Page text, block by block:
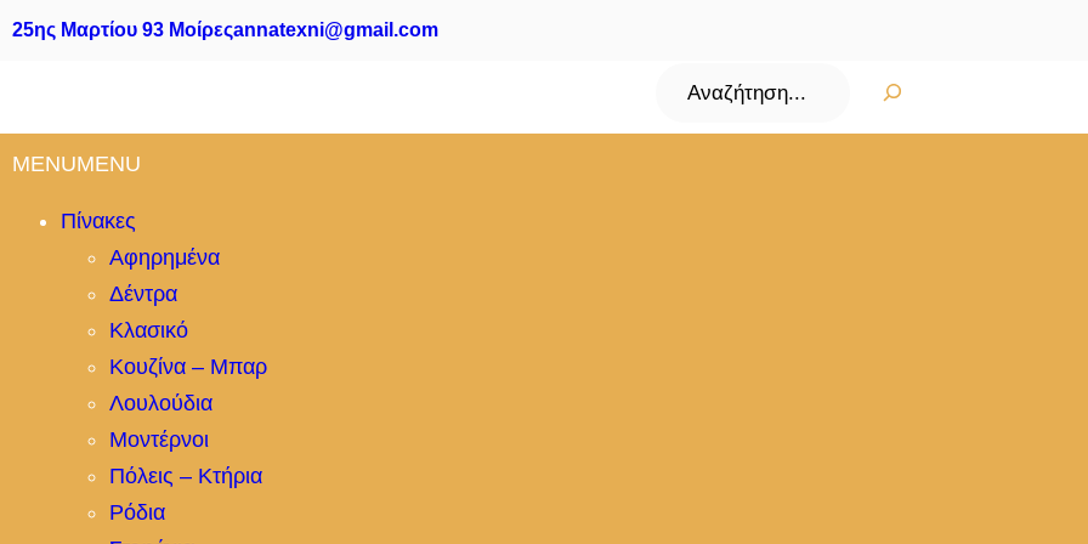
Μετάβαση
25ης Μαρτίου 93 Μοίρεςannatexni@gmail.com
Αναζήτηση
MENUMENU
Πίνακες
Αφηρημένα
Δέντρα
Κλασικό
Κουζίνα – Μπαρ
Λουλούδια
Μοντέρνοι
Πόλεις – Κτήρια
Ρόδια